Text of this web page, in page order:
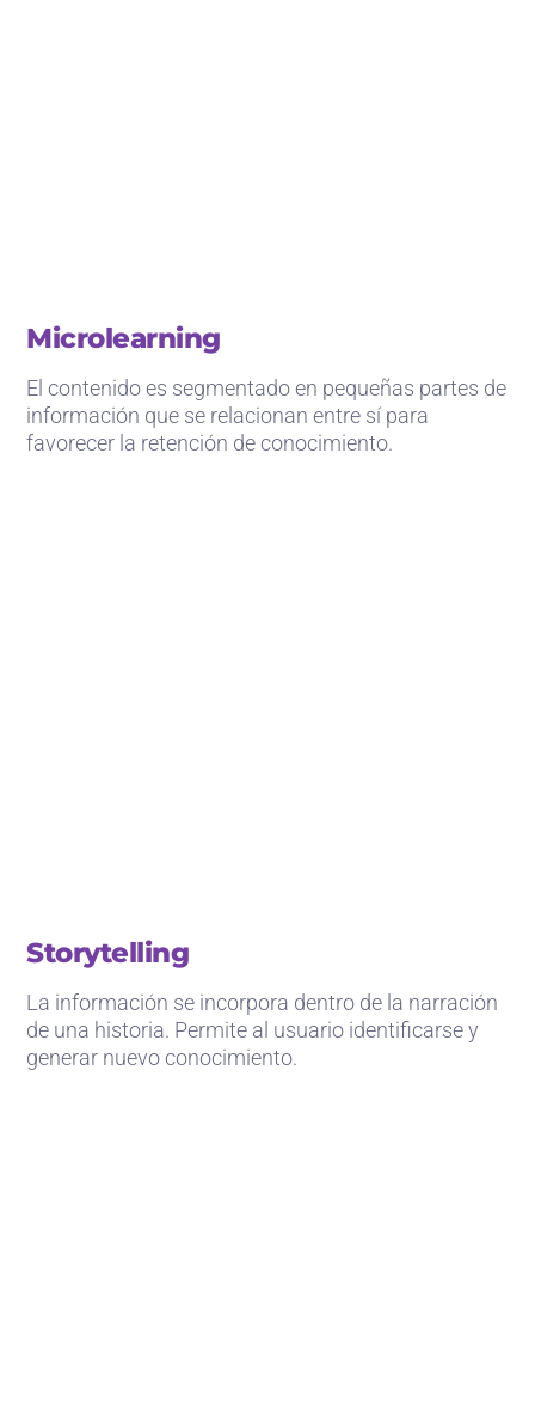
Microlearning
El contenido es segmentado en pequeñas partes de
información que se relacionan entre sí para
favorecer la retención de conocimiento.
Storytelling
La información se incorpora dentro de la narración
de una historia. Permite al usuario identificarse y
generar nuevo conocimiento.